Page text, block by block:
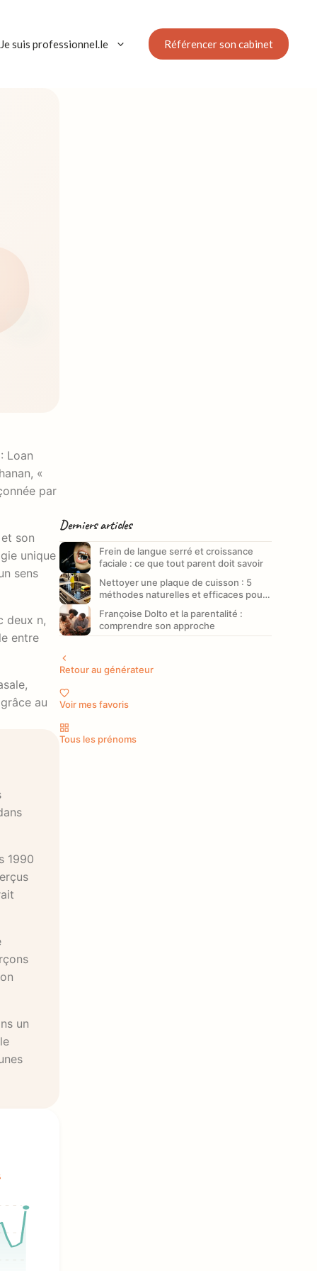
Je suis professionnel.le Référencer son cabinet
Loan
«
par
son
unique
sens
deux n,
entre
au
1990
un
Derniers articles
Frein de langue serré et croissance
faciale : ce que tout parent doit savoir
Nettoyer une plaque de cuisson : 5
méthodes naturelles et efficaces pour
Françoise Dolto et la parentalité :
comprendre son approche
Retour au générateur
Voir mes favoris
Tous les prénoms